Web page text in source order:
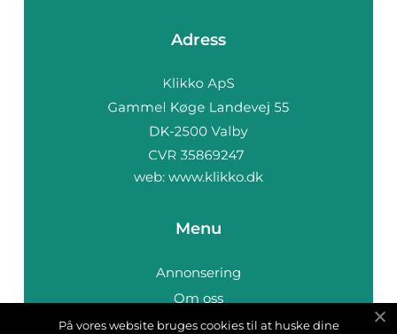
Adress
web: www.klikko.dk
Menu
Annonsering
Om oss
Cookies
På vores website bruges cookies til at huske dine